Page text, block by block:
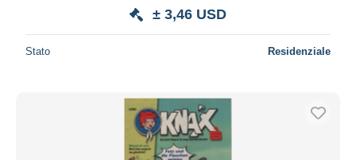
± 3,46 USD
Stato Residenziale